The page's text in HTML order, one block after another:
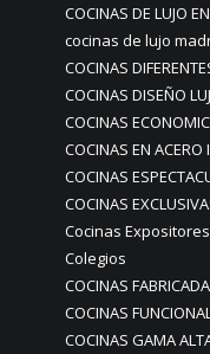
COCINAS DE LUJO
cocinas de lujo
COCINAS
COCINAS DISEÑO
COCINAS
COCINAS EN
COCINAS
COCINAS
Cocinas
Colegios
COCINAS
COCINAS
COCINAS GAMA